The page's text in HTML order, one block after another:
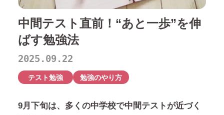
中間テスト直前！“あと一歩”を伸
ばす勉強法
2025.09.22
テスト勉強 勉強のやり方
9月下旬は、多くの中学校で中間テストが近づく